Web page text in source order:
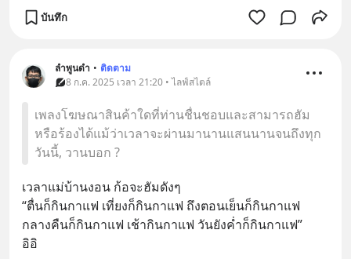
บันทึก
ลำพูนดำ • ติดตาม
8 ก.ค. 2025 เวลา 21:20 • ไลฟ์สไตล์
เพลงโฆษณาสินค้าใดที่ท่านชื่นชอบและสามารถฮัม
หรือร้องได้แม้ว่าเวลาจะผ่านมานานแสนนานจนถึงทุก
วันนี้, วานบอก ?
เวลาแม่บ้านงอน ก้อจะฮัมดังๆ
“ตื่นก็กินกาแฟ เที่ยงก็กินกาแฟ ถึงตอนเย็นก็กินกาแฟ
กลางคืนก็กินกาแฟ เช้ากินกาแฟ วันยังค่ำก็กินกาแฟ”
อิอิ